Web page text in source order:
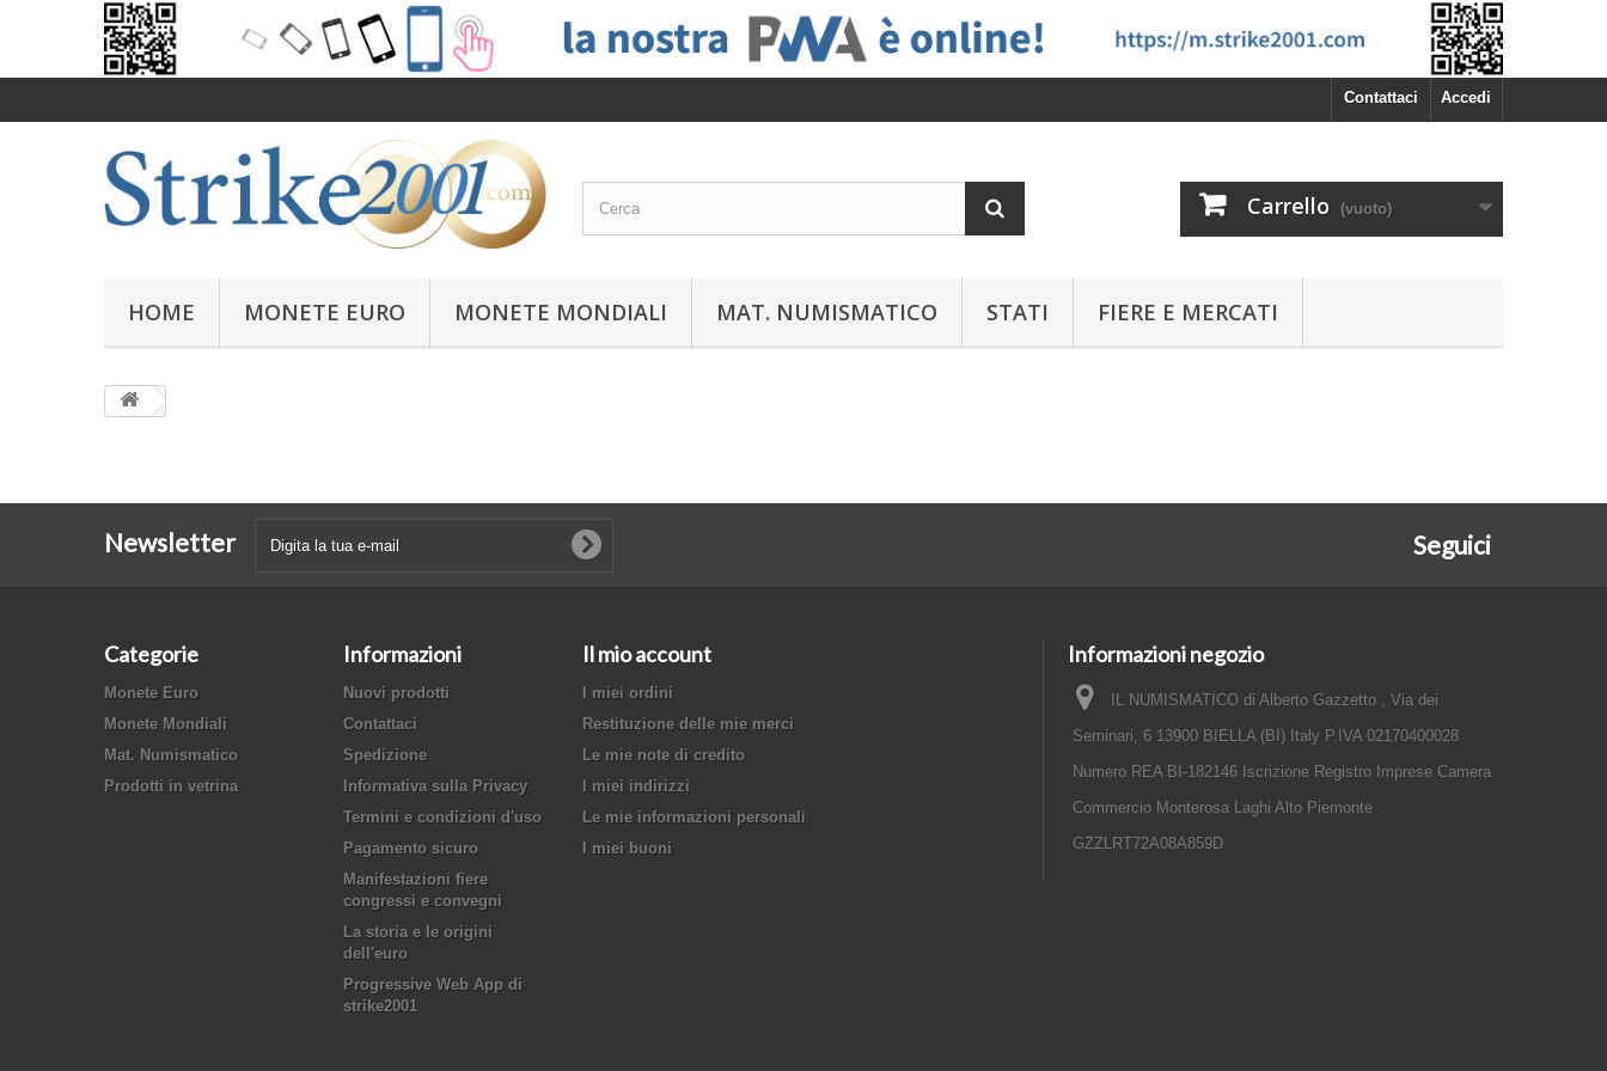
Accedi
Contattaci
Carrello (vuoto)
HOME MONETE EURO MONETE MONDIALI MAT. NUMISMATICO STATI FIERE E MERCATI
Newsletter Seguici
Categorie
Monete Euro
Monete Mondiali
Mat. Numismatico
Prodotti in vetrina
Informazioni
Nuovi prodotti
Contattaci
Spedizione
Informativa sulla Privacy
Termini e condizioni d'uso
Pagamento sicuro
Manifestazioni fiere
congressi e convegni
La storia e le origini
dell'euro
Progressive Web App di
strike2001
Il mio account
I miei ordini
Restituzione delle mie merci
Le mie note di credito
I miei indirizzi
Le mie informazioni personali
I miei buoni
Informazioni negozio
IL NUMISMATICO di Alberto Gazzetto , Via dei
Seminari, 6 13900 BIELLA (BI) Italy P.IVA 02170400028
Numero REA BI-182146 Iscrizione Registro Imprese Camera
Commercio Monterosa Laghi Alto Piemonte
GZZLRT72A08A859D